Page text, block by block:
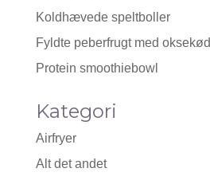
Koldhævede speltboller
Fyldte peberfrugt med oksekød
Protein smoothiebowl
Kategori
Airfryer
Alt det andet